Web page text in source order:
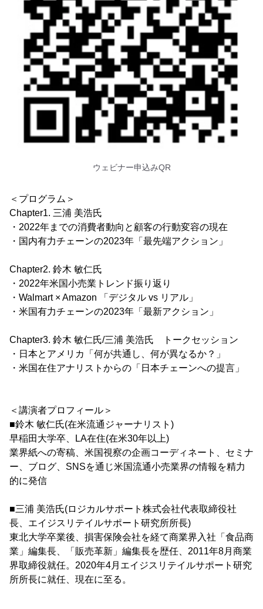
ウェビナー申込みQR
＜プログラム＞
Chapter1. 三浦 美浩氏
・2022年までの消費者動向と顧客の行動変容の現在
・国内有力チェーンの2023年「最先端アクション」
Chapter2. 鈴木 敏仁氏
・2022年米国小売業トレンド振り返り
・Walmart × Amazon 「デジタル vs リアル」
・米国有力チェーンの2023年「最新アクション」
Chapter3. 鈴木 敏仁氏/三浦 美浩氏 トークセッション
・日本とアメリカ「何が共通し、何が異なるか？」
・米国在住アナリストからの「日本チェーンへの提言」
＜講演者プロフィール＞
■鈴木 敏仁氏(在米流通ジャーナリスト)
早稲田大学卒、LA在住(在米30年以上)
業界紙への寄稿、米国視察の企画コーディネート、セミナ
ー、ブログ、SNSを通じ米国流通小売業界の情報を精力
的に発信
■三浦 美浩氏(ロジカルサポート株式会社代表取締役社
長、エイジスリテイルサポート研究所所長)
東北大学卒業後、損害保険会社を経て商業界入社「食品商
業」編集長、「販売革新」編集長を歴任、2011年8月商業
界取締役就任。2020年4月エイジスリテイルサポート研究
所所長に就任、現在に至る。